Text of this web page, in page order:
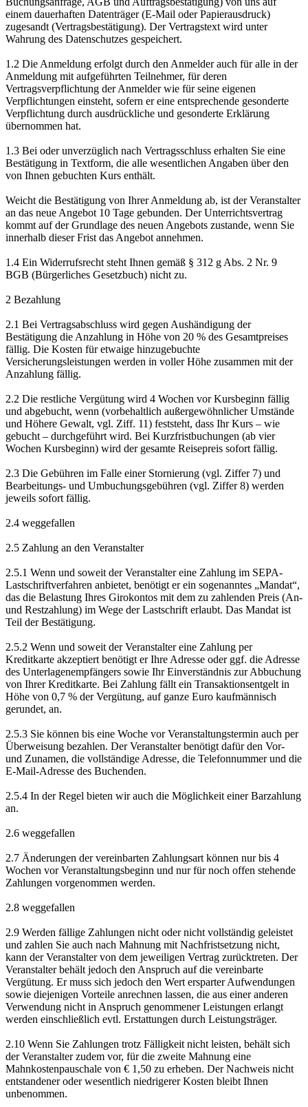
einem dauerhaften Datenträger (E-Mail oder Papierausdruck)
zugesandt (Vertragsbestätigung). Der Vertragstext wird unter
Wahrung des Datenschutzes gespeichert.
1.2 Die Anmeldung erfolgt durch den Anmelder auch für alle in der
Anmeldung mit aufgeführten Teilnehmer, für deren
Vertragsverpflichtung der Anmelder wie für seine eigenen
Verpflichtungen einsteht, sofern er eine entsprechende gesonderte
Verpflichtung durch ausdrückliche und gesonderte Erklärung
übernommen hat.
1.3 Bei oder unverzüglich nach Vertragsschluss erhalten Sie eine
Bestätigung in Textform, die alle wesentlichen Angaben über den
von Ihnen gebuchten Kurs enthält.
Weicht die Bestätigung von Ihrer Anmeldung ab, ist der Veranstalter
an das neue Angebot 10 Tage gebunden. Der Unterrichtsvertrag
kommt auf der Grundlage des neuen Angebots zustande, wenn Sie
innerhalb dieser Frist das Angebot annehmen.
1.4 Ein Widerrufsrecht steht Ihnen gemäß § 312 g Abs. 2 Nr. 9
BGB (Bürgerliches Gesetzbuch) nicht zu.
2 Bezahlung
2.1 Bei Vertragsabschluss wird gegen Aushändigung der
Bestätigung die Anzahlung in Höhe von 20 % des Gesamtpreises
fällig. Die Kosten für etwaige hinzugebuchte
Versicherungsleistungen werden in voller Höhe zusammen mit der
Anzahlung fällig.
2.2 Die restliche Vergütung wird 4 Wochen vor Kursbeginn fällig
und abgebucht, wenn (vorbehaltlich außergewöhnlicher Umstände
und Höhere Gewalt, vgl. Ziff. 11) feststeht, dass Ihr Kurs – wie
gebucht – durchgeführt wird. Bei Kurzfristbuchungen (ab vier
Wochen Kursbeginn) wird der gesamte Reisepreis sofort fällig.
2.3 Die Gebühren im Falle einer Stornierung (vgl. Ziffer 7) und
Bearbeitungs- und Umbuchungsgebühren (vgl. Ziffer 8) werden
jeweils sofort fällig.
2.4 weggefallen
2.5 Zahlung an den Veranstalter
2.5.1 Wenn und soweit der Veranstalter eine Zahlung im SEPA-
Lastschriftverfahren anbietet, benötigt er ein sogenanntes „Mandat“,
das die Belastung Ihres Girokontos mit dem zu zahlenden Preis (An-
und Restzahlung) im Wege der Lastschrift erlaubt. Das Mandat ist
Teil der Bestätigung.
2.5.2 Wenn und soweit der Veranstalter eine Zahlung per
Kreditkarte akzeptiert benötigt er Ihre Adresse oder ggf. die Adresse
des Unterlagenempfängers sowie Ihr Einverständnis zur Abbuchung
von Ihrer Kreditkarte. Bei Zahlung fällt ein Transaktionsentgelt in
Höhe von 0,7 % der Vergütung, auf ganze Euro kaufmännisch
gerundet, an.
2.5.3 Sie können bis eine Woche vor Veranstaltungstermin auch per
Überweisung bezahlen. Der Veranstalter benötigt dafür den Vor-
und Zunamen, die vollständige Adresse, die Telefonnummer und die
E-Mail-Adresse des Buchenden.
2.5.4 In der Regel bieten wir auch die Möglichkeit einer Barzahlung
an.
2.6 weggefallen
2.7 Änderungen der vereinbarten Zahlungsart können nur bis 4
Wochen vor Veranstaltungsbeginn und nur für noch offen stehende
Zahlungen vorgenommen werden.
2.8 weggefallen
2.9 Werden fällige Zahlungen nicht oder nicht vollständig geleistet
und zahlen Sie auch nach Mahnung mit Nachfristsetzung nicht,
kann der Veranstalter von dem jeweiligen Vertrag zurücktreten. Der
Veranstalter behält jedoch den Anspruch auf die vereinbarte
Vergütung. Er muss sich jedoch den Wert ersparter Aufwendungen
sowie diejenigen Vorteile anrechnen lassen, die aus einer anderen
Verwendung nicht in Anspruch genommener Leistungen erlangt
werden einschließlich evtl. Erstattungen durch Leistungsträger.
2.10 Wenn Sie Zahlungen trotz Fälligkeit nicht leisten, behält sich
der Veranstalter zudem vor, für die zweite Mahnung eine
Mahnkostenpauschale von € 1,50 zu erheben. Der Nachweis nicht
entstandener oder wesentlich niedrigerer Kosten bleibt Ihnen
unbenommen.